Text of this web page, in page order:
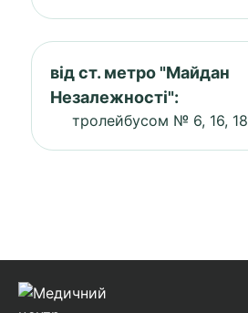
від ст. метро "Майдан
Незалежності":
тролейбусом № 6, 16, 18